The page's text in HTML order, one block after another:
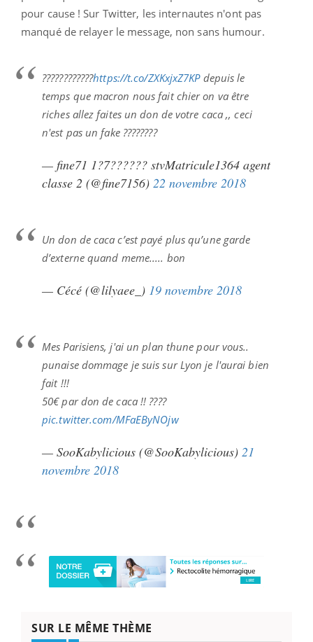
pour cause ! Sur Twitter, les internautes n'ont pas
manqué de relayer le message, non sans humour.
????????????https://t.co/ZXKxjxZ7KPdepuis le
temps que macron nous fait chier on va être
riches allez faites un don de votre caca ,, ceci
n'est pas un fake ????????
— fine71 1?7?????? stvMatricule1364 agent
classe 2 (@fine7156) 22 novembre 2018
Un don de caca c’est payé plus qu’une garde
d’externe quand meme..... bon
— Cécé (@lilyaee_) 19 novembre 2018
Mes Parisiens, j'ai un plan thune pour vous..
punaise dommage je suis sur Lyon je l'aurai bien
fait !!!
50€ par don de caca !! ????
pic.twitter.com/MFaEByNOjw
— SooKabylicious (@SooKabylicious) 21
novembre 2018
SUR LE MÊME THÈME